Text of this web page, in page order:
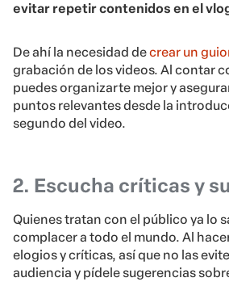
evitar repetir contenidos en el
De ahí la necesidad decrear un
grabación de los videos. Al contar
puedes organizarte mejor y
puntos relevantes desde la
segundo del video.
2. Escucha críticas y
Quienes tratan con el público ya lo
complacer a todo el mundo. Al
elogios y críticas, así que no las
audiencia y pídele sugerencias